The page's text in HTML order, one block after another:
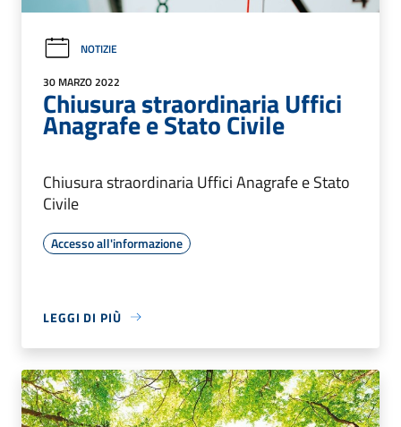
NOTIZIE
30 MARZO 2022
Chiusura straordinaria Uffici
Anagrafe e Stato Civile
Chiusura straordinaria Uffici Anagrafe e Stato
Civile
Accesso all'informazione
LEGGI DI PIÙ